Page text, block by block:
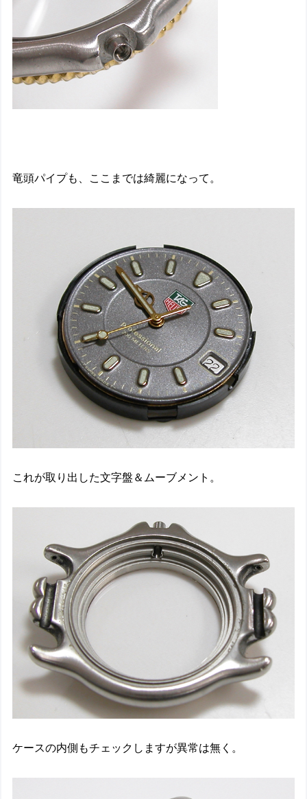
竜頭パイプも、ここまでは綺麗になって。
これが取り出した文字盤＆ムーブメント。
ケースの内側もチェックしますが異常は無く。